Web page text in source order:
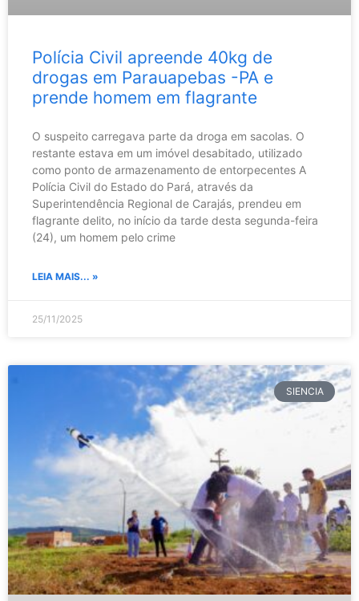
Polícia Civil apreende 40kg de
drogas em Parauapebas -PA e
prende homem em flagrante
O suspeito carregava parte da droga em sacolas. O
restante estava em um imóvel desabitado, utilizado
como ponto de armazenamento de entorpecentes A
Polícia Civil do Estado do Pará, através da
Superintendência Regional de Carajás, prendeu em
flagrante delito, no início da tarde desta segunda-feira
(24), um homem pelo crime
LEIA MAIS... »
25/11/2025
SIENCIA